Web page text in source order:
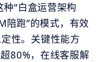
“白盒运营架构
陪跑”的模式，有效
性。关键性能方
80%，在线客服解